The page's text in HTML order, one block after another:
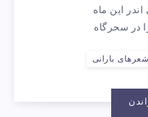
این ماه
در سحرگاه
شعرهای بارانی